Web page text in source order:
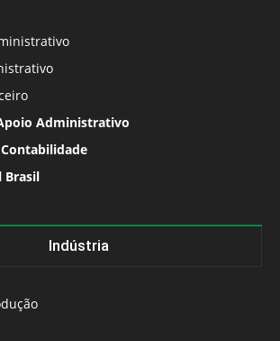
Administrativo
Brasil
Indústria